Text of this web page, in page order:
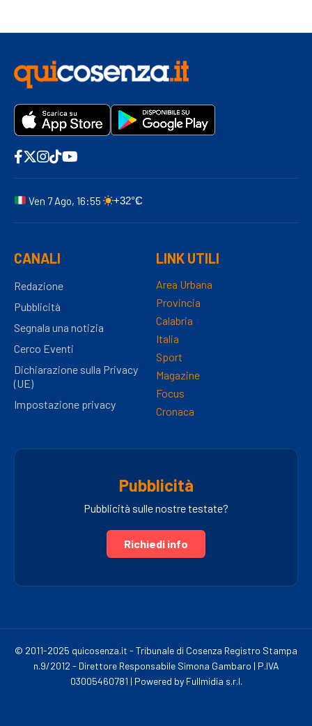
Ven 7 Ago, 16:55 +32°C
CANALI
Redazione
Pubblicità
Segnala una notizia
Cerco Eventi
Dichiarazione sulla Privacy
(UE)
Impostazione privacy
LINK UTILI
Area Urbana
Provincia
Calabria
Italia
Sport
Magazine
Focus
Cronaca
Pubblicità
Pubblicità sulle nostre testate?
Richiedi info
© 2011-2025 quicosenza.it - Tribunale di Cosenza Registro Stampa
n.9/2012 - Direttore Responsabile Simona Gambaro | P.IVA
03005460781 | Powered by Fullmidia s.r.l.